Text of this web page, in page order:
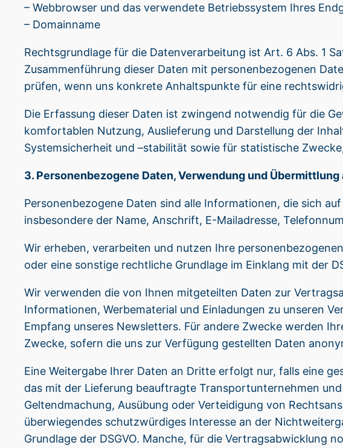
– Webbrowser und das verwendete Betriebssystem Ihres
– Domainname
Rechtsgrundlage für die Datenverarbeitung ist Art. 6 Abs. 1
Zusammenführung dieser Daten mit personenbezogenen
prüfen, wenn uns konkrete Anhaltspunkte für eine
Die Erfassung dieser Daten ist zwingend notwendig für die
komfortablen Nutzung, Auslieferung und Darstellung der
Systemsicherheit und –stabilität sowie für statistische
3. Personenbezogene Daten, Verwendung und Übermittlung
Personenbezogene Daten sind alle Informationen, die sich
insbesondere der Name, Anschrift, E-Mailadresse,
Wir erheben, verarbeiten und nutzen Ihre
oder eine sonstige rechtliche Grundlage im Einklang mit der
Wir verwenden die von Ihnen mitgeteilten Daten zur
Informationen, Werbematerial und Einladungen zu unseren
Empfang unseres Newsletters. Für andere Zwecke werden
Zwecke, sofern die uns zur Verfügung gestellten Daten
Eine Weitergabe Ihrer Daten an Dritte erfolgt nur, falls eine
das mit der Lieferung beauftragte Transportunternehmen
Geltendmachung, Ausübung oder Verteidigung von
überwiegendes schutzwürdiges Interesse an der
Grundlage der DSGVO. Manche, für die Vertragsabwicklung